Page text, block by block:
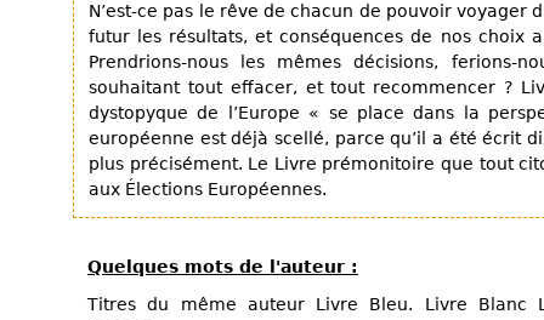
N’est-ce pas le rêve de chacun de pouvoir voyager
futur les résultats, et conséquences de nos choix
Prendrions-nous les mêmes décisions, ferions-
souhaitant tout effacer, et tout recommencer ?
dystopyque de l’Europe « se place dans la
européenne est déjà scellé, parce qu’il a été écrit
plus précisément. Le Livre prémonitoire que tout
aux Élections Européennes.
Quelques mots de l'auteur :
Titres du même auteur Livre Bleu. Livre Blanc